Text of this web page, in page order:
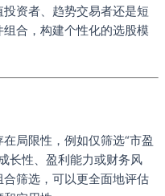
资者、趋势交易者还是短
合，构建个性化的选股模
局限性，例如仅筛选“市盈
长性、盈利能力或财务风
筛选，可以更全面地评估